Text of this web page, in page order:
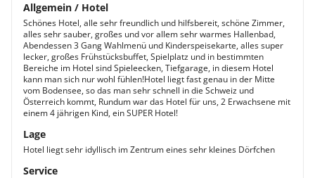
Allgemein / Hotel
Schönes Hotel, alle sehr freundlich und hilfsbereit, schöne Zimmer,
alles sehr sauber, großes und vor allem sehr warmes Hallenbad,
Abendessen 3 Gang Wahlmenü und Kinderspeisekarte, alles super
lecker, großes Frühstücksbuffet, Spielplatz und in bestimmten
Bereiche im Hotel sind Spieleecken, Tiefgarage, in diesem Hotel
kann man sich nur wohl fühlen!Hotel liegt fast genau in der Mitte
vom Bodensee, so das man sehr schnell in die Schweiz und
Österreich kommt, Rundum war das Hotel für uns, 2 Erwachsene mit
einem 4 jährigen Kind, ein SUPER Hotel!
Lage
Hotel liegt sehr idyllisch im Zentrum eines sehr kleines Dörfchen
Service